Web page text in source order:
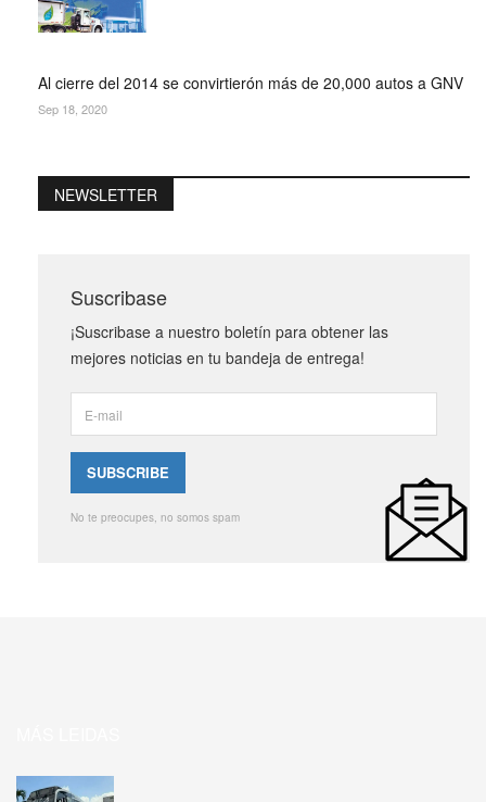
Al cierre del 2014 se convirtierón más de 20,000 autos a GNV
Sep 18, 2020
NEWSLETTER
Suscribase
¡Suscribase a nuestro boletín para obtener las
mejores noticias en tu bandeja de entrega!
No te preocupes, no somos spam